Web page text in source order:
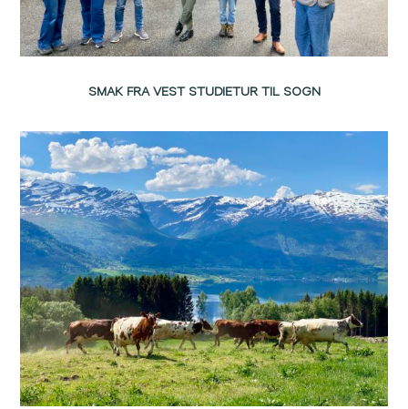
SMAK FRA VEST STUDIETUR TIL SOGN